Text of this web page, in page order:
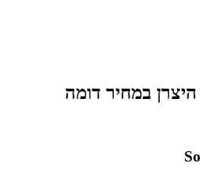
היצרן במחיר דומה